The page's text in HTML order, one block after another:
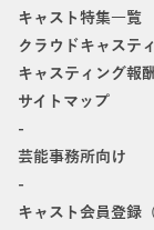
キャスト特集一覧
クラウドキャステ
キャスティング報
サイトマップ
-
芸能事務所向け
-
キャスト会員登録